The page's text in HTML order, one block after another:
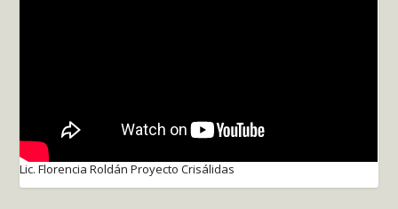
Lic. Florencia Roldán Proyecto Crisálidas